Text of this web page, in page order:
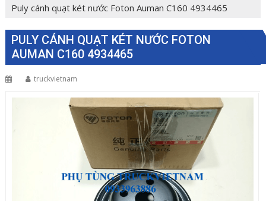
Puly cánh quạt két nước Foton Auman C160 4934465
PULY CÁNH QUẠT KÉT NƯỚC FOTON
AUMAN C160 4934465
truckvietnam